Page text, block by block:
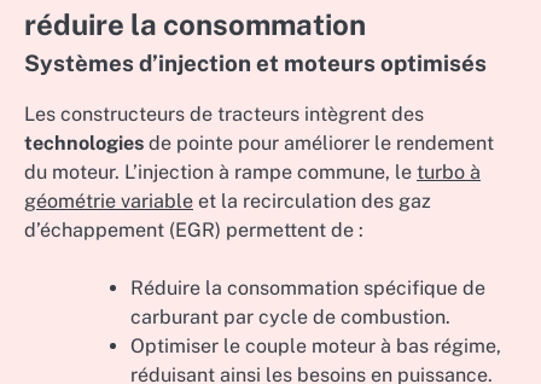
réduire la consommation
Systèmes d’injection et moteurs optimisés
Les constructeurs de tracteurs intègrent des
technologies de pointe pour améliorer le rendement
du moteur. L’injection à rampe commune, le turbo à
géométrie variable et la recirculation des gaz
d’échappement (EGR) permettent de :
Réduire la consommation spécifique de
carburant par cycle de combustion.
Optimiser le couple moteur à bas régime,
réduisant ainsi les besoins en puissance.